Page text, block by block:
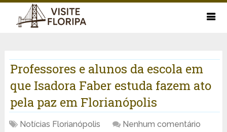
Professores e alunos da escola em
que Isadora Faber estuda fazem ato
pela paz em Florianópolis
Notícias Florianópolis Nenhum comentário